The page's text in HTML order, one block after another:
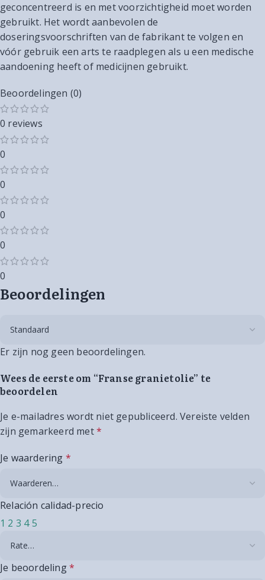
geconcentreerd is en met voorzichtigheid moet worden
gebruikt. Het wordt aanbevolen de
doseringsvoorschriften van de fabrikant te volgen en
vóór gebruik een arts te raadplegen als u een medische
aandoening heeft of medicijnen gebruikt.
Beoordelingen (0)
0 reviews
0
0
0
0
0
Beoordelingen
Er zijn nog geen beoordelingen.
Wees de eerste om “Franse granietolie” te
beoordelen
Je e-mailadres wordt niet gepubliceerd. Vereiste velden
zijn gemarkeerd met*
Je waardering *
Relación calidad-precio
1 2 3 4 5
Je beoordeling*